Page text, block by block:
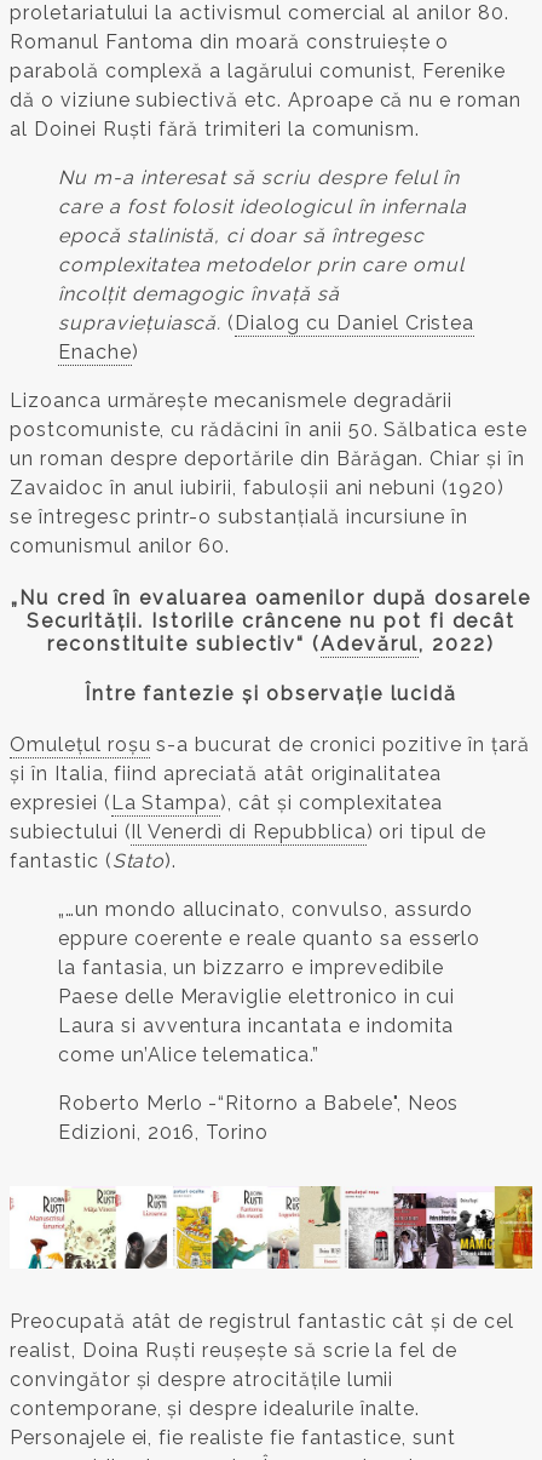
proletariatului la activismul comercial al anilor 80.
Romanul Fantoma din moară construiește o
parabolă complexă a lagărului comunist, Ferenike
dă o viziune subiectivă etc. Aproape că nu e roman
al Doinei Ruști fără trimiteri la comunism.
Nu m-a interesat să scriu despre felul în
care a fost folosit ideologicul în infernala
epocă stalinistă, ci doar să întregesc
complexitatea metodelor prin care omul
încolțit demagogic învață să
supraviețuiască. (Dialog cu Daniel Cristea
Enache)
Lizoanca urmărește mecanismele degradării
postcomuniste, cu rădăcini în anii 50. Sălbatica este
un roman despre deportările din Bărăgan. Chiar și în
Zavaidoc în anul iubirii, fabuloșii ani nebuni (1920)
se întregesc printr-o substanțială incursiune în
comunismul anilor 60.
„Nu cred în evaluarea oamenilor după dosarele
Securității. Istoriile crâncene nu pot fi decât
reconstituite subiectiv“ (Adevărul, 2022)
Între fantezie și observație lucidă
Omulețul roșu s-a bucurat de cronici pozitive în țară
și în Italia, fiind apreciată atât originalitatea
expresiei (La Stampa), cât și complexitatea
subiectului (Il Venerdì di Repubblica) ori tipul de
fantastic (Stato).
„…un mondo allucinato, convulso, assurdo
eppure coerente e reale quanto sa esserlo
la fantasia, un bizzarro e imprevedibile
Paese delle Meraviglie elettronico in cui
Laura si avventura incantata e indomita
come un’Alice telematica.”
Roberto Merlo -“Ritorno a Babele", Neos
Edizioni, 2016, Torino
Preocupată atât de registrul fantastic cât și de cel
realist, Doina Ruști reușește să scrie la fel de
convingător și despre atrocitățile lumii
contemporane, și despre idealurile înalte.
Personajele ei, fie realiste fie fantastice, sunt